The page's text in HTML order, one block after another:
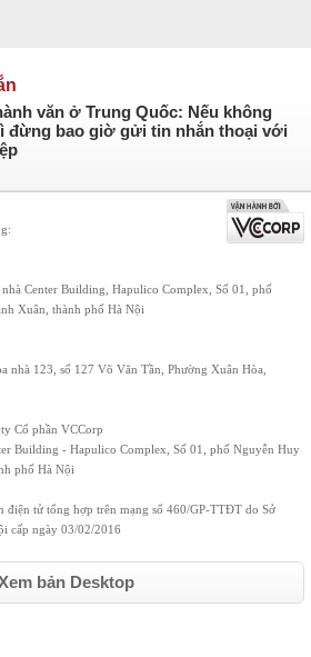
văn ở Trung Quốc: Nếu không
đừng bao giờ gửi tin nhắn thoại với
Center Building, Hapulico Complex, Số 01, phố
Xuân, thành phố Hà Nội
nhà 123, số 127 Võ Văn Tần, Phường Xuân Hòa,
Cổ phần VCCorp
Building - Hapulico Complex, Số 01, phố Nguyễn Huy
phố Hà Nội
điện tử tổng hợp trên mạng số 460/GP-TTĐT do Sở
cấp ngày 03/02/2016
bản Desktop